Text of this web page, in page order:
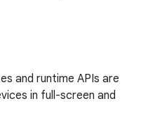
and runtime APIs are
in full-screen and